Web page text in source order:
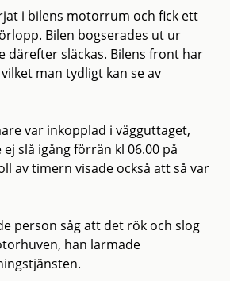
i bilens motorrum och fick ett
Bilen bogserades ut ur
därefter släckas. Bilens front har
man tydligt kan se av
var inkopplad i vägguttaget,
slå igång förrän kl 06.00 på
av timern visade också att så var
person såg att det rök och slog
han larmade